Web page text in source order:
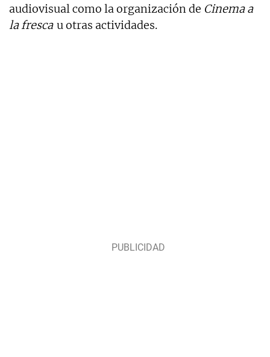
audiovisual como la organización de Cinema a
la fresca u otras actividades.